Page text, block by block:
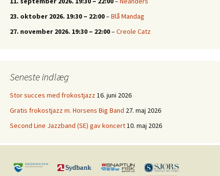
23. oktober 2026. 19:30 – 22:00–Blå Mandag
27. november 2026. 19:30 – 22:00–Creole Catz
Seneste indlæg
Stor succes med frokostjazz16. juni 2026
Gratis frokostjazz m. Horsens Big Band 27. maj 2026
Second Line Jazzband (SE) gav koncert10. maj 2026